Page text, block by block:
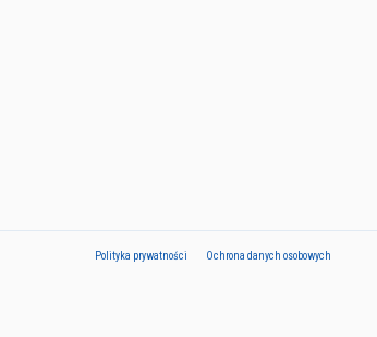
Polityka prywatności Ochrona danych osobowych